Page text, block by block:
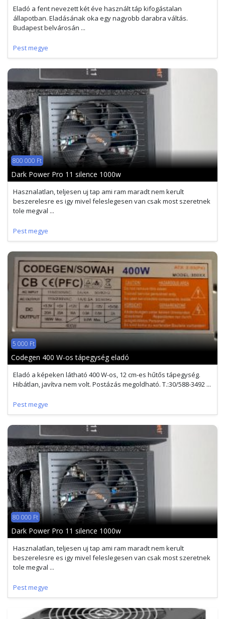
Eladó a fent nevezett két éve használt táp kifogástalan
állapotban. Eladásának oka egy nagyobb darabra váltás.
Budapest belvárosán ...
Pest megye
800 000 Ft
Dark Power Pro 11 silence 1000w
Hasznalatlan, teljesen uj tap ami ram maradt nem kerult
beszerelesre es igy mivel feleslegesen van csak most szeretnek
tole megval ...
Pest megye
5 000 Ft
Codegen 400 W-os tápegység eladó
Eladó a képeken látható 400 W-os, 12 cm-es hűtős tápegység.
Hibátlan, javítva nem volt. Postázás megoldható. T.:30/588-3492 ...
Pest megye
80 000 Ft
Dark Power Pro 11 silence 1000w
Hasznalatlan, teljesen uj tap ami ram maradt nem kerult
beszerelesre es igy mivel feleslegesen van csak most szeretnek
tole megval ...
Pest megye